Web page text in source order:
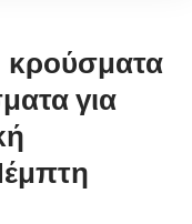
κρούσματα
για